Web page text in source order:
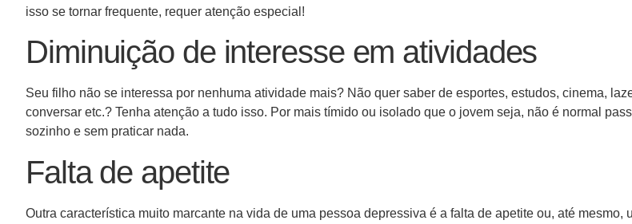
isso se tornar frequente, requer atenção especial!
Diminuição de interesse em atividades
Seu filho não se interessa por nenhuma atividade mais? Não quer saber de esportes, estudos, cinema,
conversar etc.? Tenha atenção a tudo isso. Por mais tímido ou isolado que o jovem seja, não é normal
sozinho e sem praticar nada.
Falta de apetite
Outra característica muito marcante na vida de uma pessoa depressiva é a falta de apetite ou, até mesmo,